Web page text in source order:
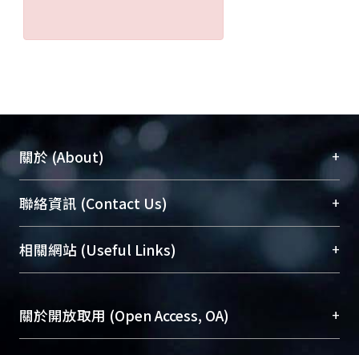
關於 (About) +
臺大位居世界頂尖大學之列，為永久珍藏及向國際
展現本校豐碩的研究成果及學術能量，圖書館整合
機構典藏（NTUR）與學術庫（AH）不同功能平
台，成為臺大學術典藏NTU scholars。期能整合研
成果。
To permanently archive and promote researcher
聯絡資訊 (Contact Us) +
總館學科館員(Main Library)
醫學圖書館學科館員(Medical Library)
Sciences Library)
相關網站 (Useful Links) +
關於開放取用 (Open Access, OA) +